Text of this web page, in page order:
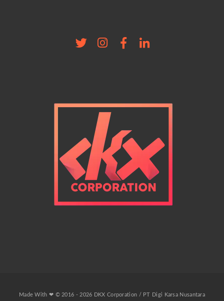
Made With ❤ © 2016 - 2026 DKX Corporation / PT Digi Karsa Nusantara